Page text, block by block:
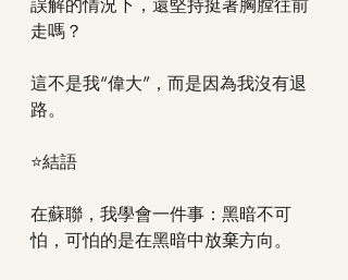
誤解的情況下，還堅持挺著胸膛往前
走嗎？
這不是我“偉大”，而是因為我沒有退
路。
⭐結語
在蘇聯，我學會一件事：黑暗不可
怕，可怕的是在黑暗中放棄方向。